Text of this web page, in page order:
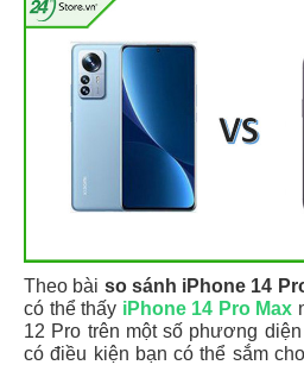
Theo bài so sánh iPhone 14
có thể thấy iPhone 14 Pro Max
12 Pro trên một số phương
có điều kiện bạn có thể sắm